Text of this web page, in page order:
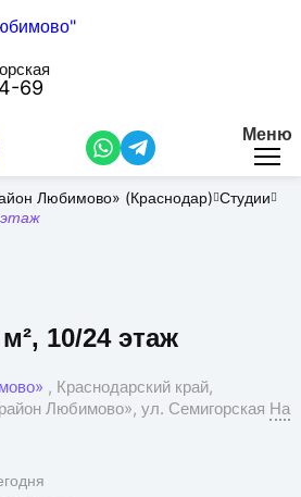
69
Меню
Любимово» (Краснодар) Студии
этаж
10/24 этаж
, Краснодарский край,
Любимово», ул. Семигорская На